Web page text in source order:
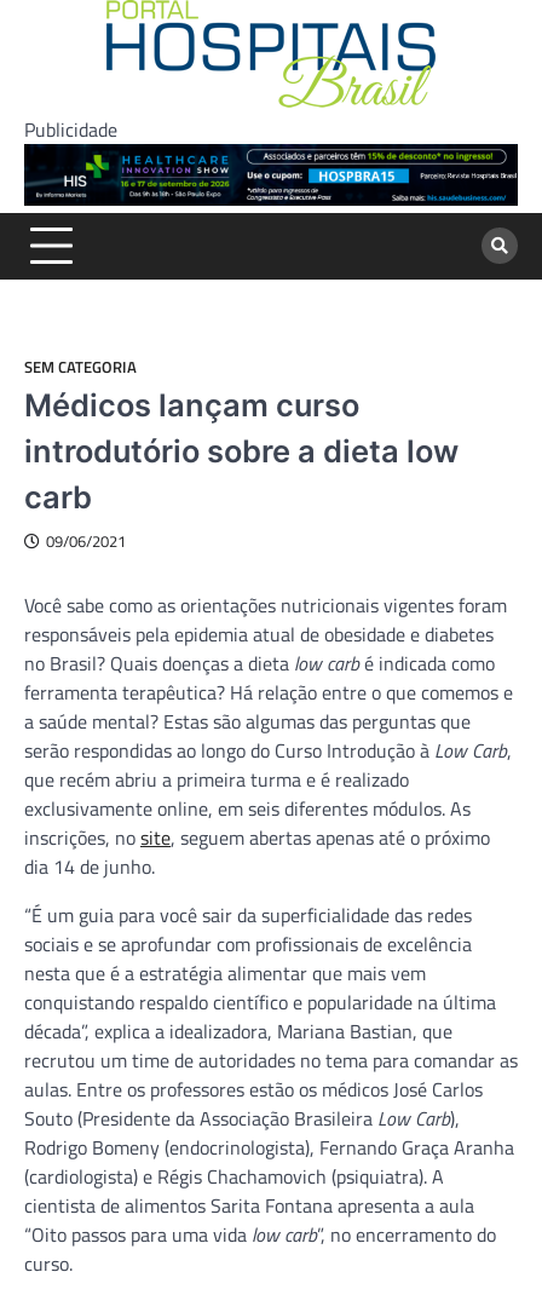
Publicidade
SEM CATEGORIA
Médicos lançam curso
introdutório sobre a dieta low
carb
09/06/2021
Você sabe como as orientações nutricionais vigentes foram
responsáveis pela epidemia atual de obesidade e diabetes
no Brasil? Quais doenças a dieta low carbé indicada como
ferramenta terapêutica? Há relação entre o que comemos e
a saúde mental? Estas são algumas das perguntas que
serão respondidas ao longo do Curso Introdução à Low Carb,
que recém abriu a primeira turma e é realizado
exclusivamente online, em seis diferentes módulos. As
inscrições, nosite, seguem abertas apenas até o próximo
dia 14 de junho.
“É um guia para você sair da superficialidade das redes
sociais e se aprofundar com profissionais de excelência
nesta que é a estratégia alimentar que mais vem
conquistando respaldo científico e popularidade na última
década”, explica a idealizadora, Mariana Bastian, que
recrutou um time de autoridades no tema para comandar as
aulas. Entre os professores estão os médicos José Carlos
Souto (Presidente da Associação Brasileira Low Carb),
Rodrigo Bomeny (endocrinologista), Fernando Graça Aranha
(cardiologista) e Régis Chachamovich (psiquiatra). A
cientista de alimentos Sarita Fontana apresenta a aula
“Oito passos para uma vida low carb”, no encerramento do
curso.